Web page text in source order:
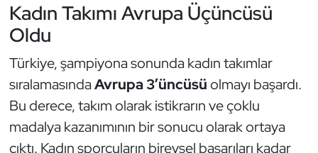
Kadın Takımı Avrupa Üçüncüsü
Oldu
Türkiye, şampiyona sonunda kadın takımlar
sıralamasındaAvrupa 3’üncüsüolmayı başardı.
Bu derece, takım olarak istikrarın ve çoklu
madalya kazanımının bir sonucu olarak ortaya
çıktı. Kadın sporcuların bireysel başarıları kadar
Yelken
Yüzme